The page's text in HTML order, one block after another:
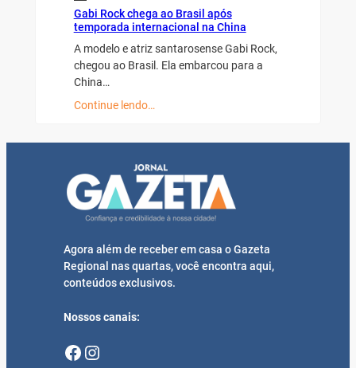
Gabi Rock chega ao Brasil após
temporada internacional na China
A modelo e atriz santarosense Gabi Rock,
chegou ao Brasil. Ela embarcou para a
China…
Continue lendo…
Agora além de receber em casa o Gazeta
Regional nas quartas, você encontra aqui,
conteúdos exclusivos.
Nossos canais:
Facebook Instagram